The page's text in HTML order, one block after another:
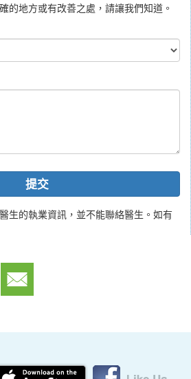
的地方或有改善之處，請讓我們知道。
提交
生的執業資訊，並不能聯絡醫生。如有